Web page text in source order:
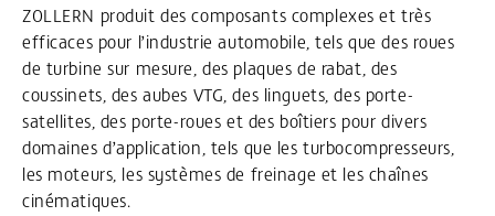
ZOLLERN produit des composants complexes et très
efficaces pour l’industrie automobile, tels que des roues
de turbine sur mesure, des plaques de rabat, des
coussinets, des aubes VTG, des linguets, des porte-
satellites, des porte-roues et des boîtiers pour divers
domaines d’application, tels que les turbocompresseurs,
les moteurs, les systèmes de freinage et les chaînes
cinématiques.